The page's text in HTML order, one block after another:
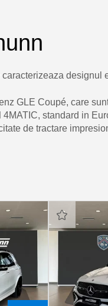
designul
GLE Coupé, care
standard in
de tractare